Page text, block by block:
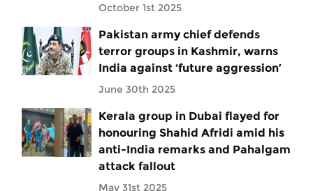
October 1st 2025
Pakistan army chief defends
terror groups in Kashmir, warns
India against ‘future aggression’
June 30th 2025
Kerala group in Dubai flayed for
honouring Shahid Afridi amid his
anti-India remarks and Pahalgam
attack fallout
May 31st 2025